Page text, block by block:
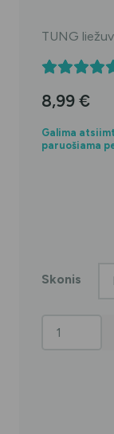
TUNG
8,99 €
Galima
paruošiama
Skonis